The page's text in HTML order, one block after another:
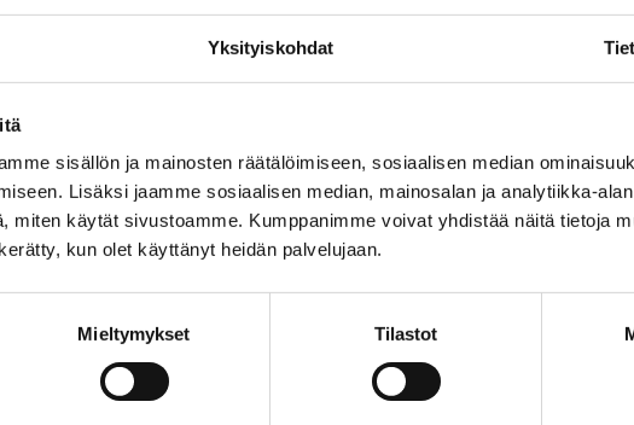
Yksityiskohdat
sisällön ja mainosten räätälöimiseen, sosiaalisen median
Lisäksi jaamme sosiaalisen median, mainosalan ja analytiikka-alan
miten käytät sivustoamme. Kumppanimme voivat yhdistää näitä tietoja
kun olet käyttänyt heidän palvelujaan.
Mieltymykset Tilastot